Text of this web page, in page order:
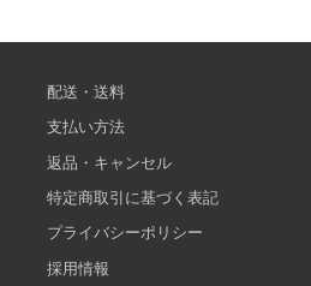
配送・送料
支払い方法
返品・キャンセル
特定商取引に基づく表記
プライバシーポリシー
採用情報